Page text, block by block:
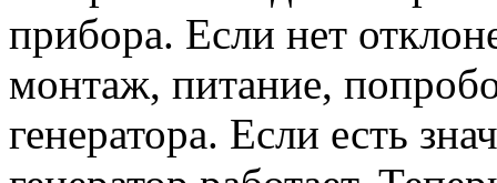
прибора. Если нет
монтаж, питание,
генератора. Если есть